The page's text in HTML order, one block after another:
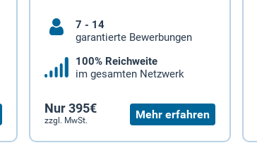
7 - 14
garantierte Bewerbungen
100% Reichweite
im gesamten Netzwerk
Nur 395€
zzgl. MwSt. Mehr erfahren